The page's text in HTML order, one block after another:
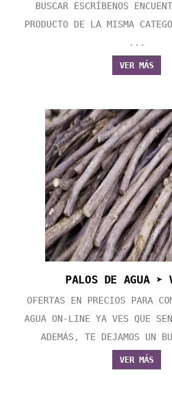
BUSCAR ESCRÍBENOS
PRODUCTO DE LA MISMA
...
VER MÁS
PALOS DE AGUA ➤
OFERTAS EN PRECIOS PARA
AGUA ON-LINE YA VES QUE
ADEMÁS, TE DEJAMOS UN
VER MÁS